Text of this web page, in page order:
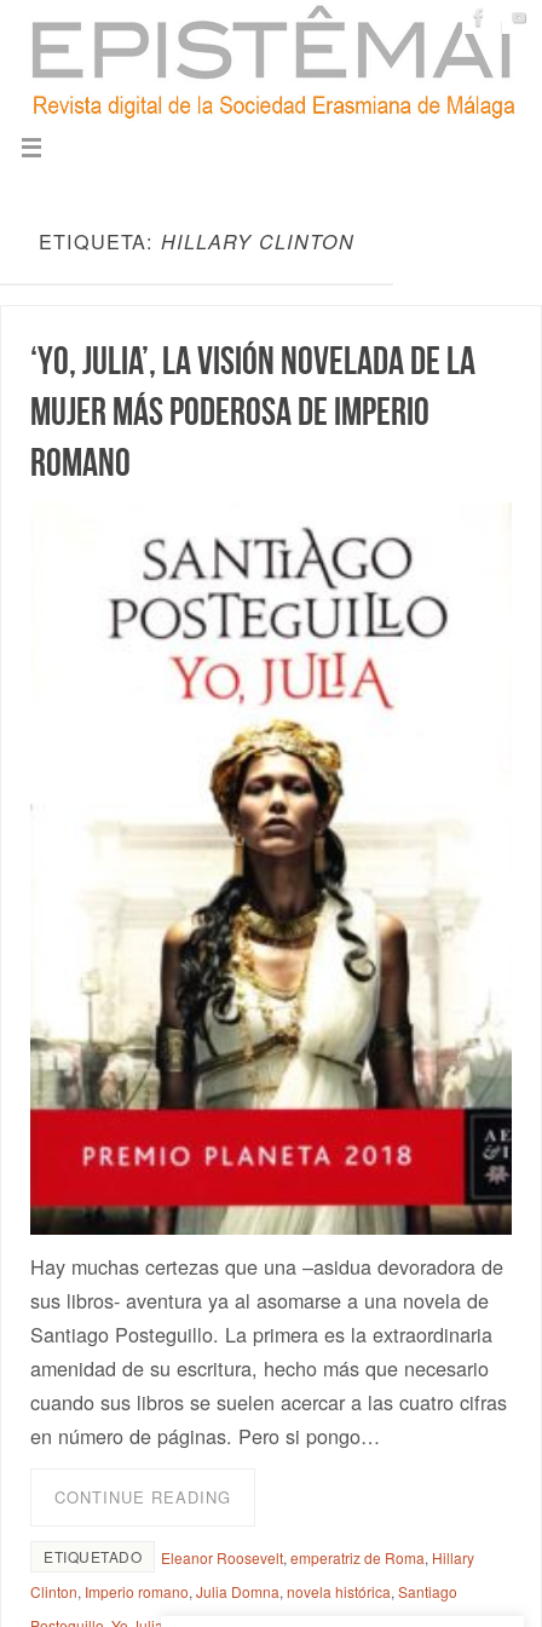
ETIQUETA: HILLARY CLINTON
‘Yo, Julia’, la visión novelada de la
mujer más poderosa de Imperio
romano
Hay muchas certezas que una –asidua devoradora de
sus libros- aventura ya al asomarse a una novela de
Santiago Posteguillo. La primera es la extraordinaria
amenidad de su escritura, hecho más que necesario
cuando sus libros se suelen acercar a las cuatro cifras
en número de páginas. Pero si pongo…
CONTINUE READING
ETIQUETADO Eleanor Roosevelt,emperatriz de Roma, Hillary
Clinton, Imperio romano,Julia Domna,novela histórica,Santiago